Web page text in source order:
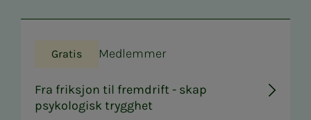
Gratis Medlemmer
Fra friksjon til fremdrift - skap
psykologisk trygghet